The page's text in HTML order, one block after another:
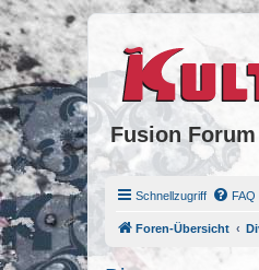
Fusion Forum
Schnellzugriff FAQ
Foren-Übersicht